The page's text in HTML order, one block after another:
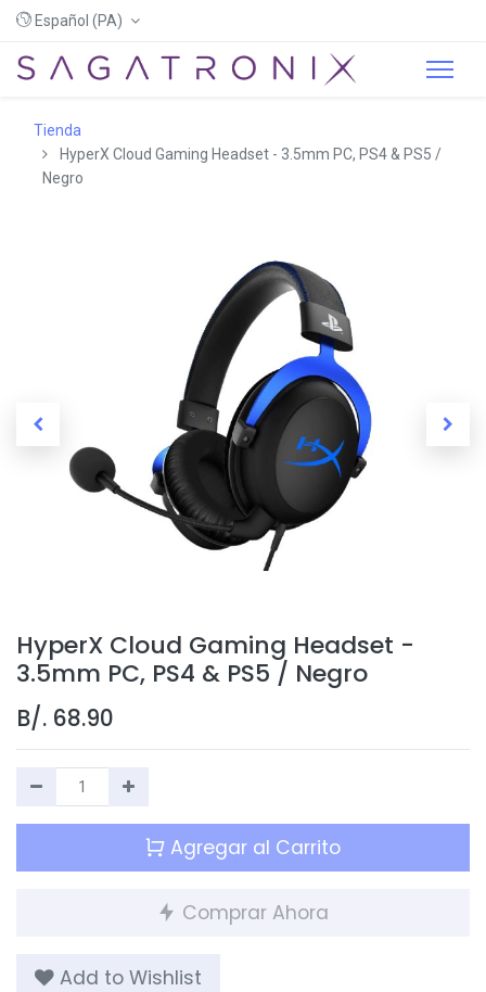
Español (PA)
Tienda
HyperX Cloud Gaming Headset - 3.5mm PC, PS4 & PS5 /
Negro
HyperX Cloud Gaming Headset -
3.5mm PC, PS4 & PS5 / Negro
B/. 68.90
Agregar al Carrito
Comprar Ahora
Add to Wishlist